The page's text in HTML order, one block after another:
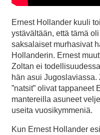
Ernest Hollander kuuli
ystävältään, että tämä
saksalaiset murhasivat
Hollanderin. Ernest
Zoltan ei
hän asui
”natsit” olivat tappaneet
mantereilla asuneet
useita vuosikymmeniä.
Kun Ernest Hollander